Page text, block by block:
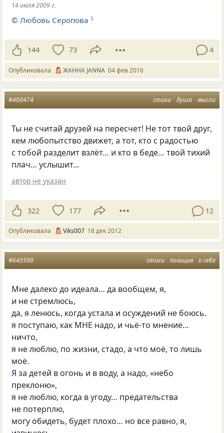
14 июля 2009 г.
©Любовь Серопова 5
144 73 4
Опубликовала ЖАННА JANNA 04 фев 2016
стихи душа мысли
#400474
Ты не считай друзей на пересчет! Не тот твой друг,
кем любопытство движет, а тот, кто с радостью
с тобой разделит взлёт… и кто в беде… твой тихий
плач… услышит…
автор не указан
322 177 12
Опубликовала Viks007 18 дек 2012
стихи позиция о себе
#645590
Мне далеко до идеала… да вообщем, я,
и не стремлюсь,
да, я ленюсь, когда устала и осуждений не боюсь.
я поступаю, как МНЕ надо, и чьё-то мнение…
ничто,
я не люблю, по жизни, стадо, а что моё, то лишь
моё.
Я за детей в огонь и в воду, а надо, «небо
преклоню»,
я не люблю, когда в угоду… предательства
не потерплю,
могу обидеть, будет плохо… но все равно, я,